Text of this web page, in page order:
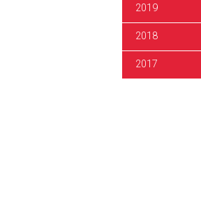
2019
2018
2017